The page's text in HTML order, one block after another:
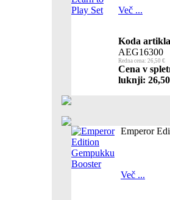
Več ...
Koda
AEG16300
Redna cena: 26,50 €
Cena v
luknji:
Emperor
Več ...